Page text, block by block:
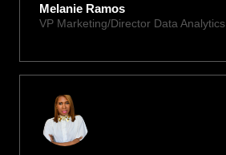
Melanie Ramos
VP Marketing/Director Data Analytics